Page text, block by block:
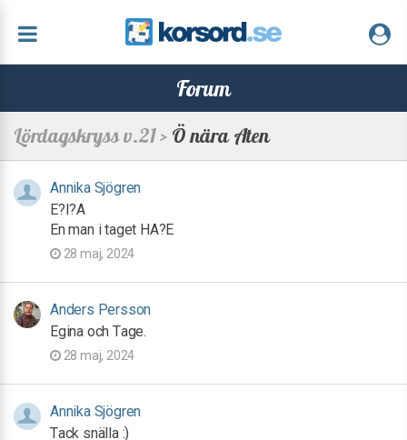
Forum
Lördagskryss v.21 > Ö nära Aten
Annika Sjögren
E?I?A
En man i taget HA?E
28 maj, 2024
Anders Persson
Egina och Tage.
28 maj, 2024
Annika Sjögren
Tack snälla :)